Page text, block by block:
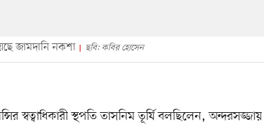
জামদানি নকশা ছবি: কবির হোসেন
স্বত্বাধিকারী স্থপতি তাসনিম তূর্যি বলছিলেন, অন্দরসজ্জায়